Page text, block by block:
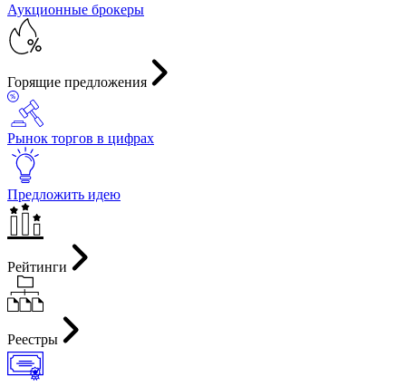
Аукционные брокеры
Горящие предложения
Рынок торгов в цифрах
Предложить идею
Рейтинги
Реестры